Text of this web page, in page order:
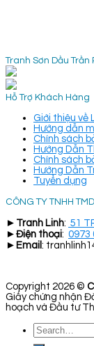
Tranh Sơn Dầu Trần
Hỗ Trợ Khách Hàng
Giới thiệu về
Hướng dẫn
Chính sách
Hướng Dẫn
Chính sách
Hướng Dẫn
Tuyển dụng
CÔNG TY TNHH
► Tranh Linh: 51
► Điện thoại: 0973
► Email :
Copyright 2026 ©
Giấy chứng nhận
hoạch và Đầu tư
Search
for: